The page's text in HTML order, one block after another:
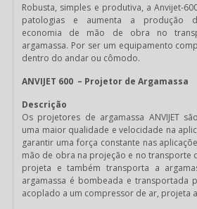
Robusta, simples e produtiva, a Anvijet-
patologias e aumenta a produção
economia de mão de obra no
argamassa. Por ser um equipamento
dentro do andar ou cômodo.
ANVIJET 600 – Projetor de Argamassa
Descrição
Os projetores de argamassa ANVIJET
uma maior qualidade e velocidade na
garantir uma força constante nas
mão de obra na projeção e no transporte
projeta e também transporta a
argamassa é bombeada e transportada
acoplado a um compressor de ar, projeta